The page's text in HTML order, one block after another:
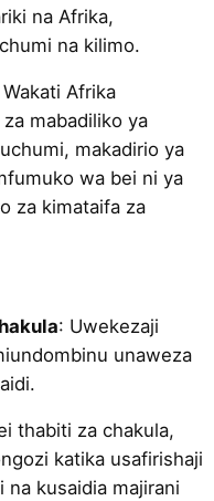
na Afrika,
na kilimo.
Wakati Afrika
mabadiliko ya
makadirio ya
wa bei ni ya
za kimataifa za
: Uwekezaji
unaweza
thabiti za chakula,
katika usafirishaji
na kusaidia majirani